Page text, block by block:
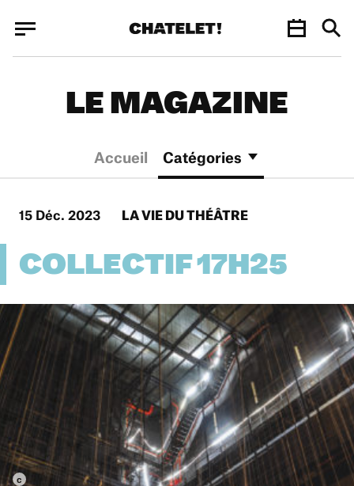
LE MAGAZINE
Accueil Catégories
15 Déc. 2023 LA VIE DU THÉÂTRE
COLLECTIF 17H25